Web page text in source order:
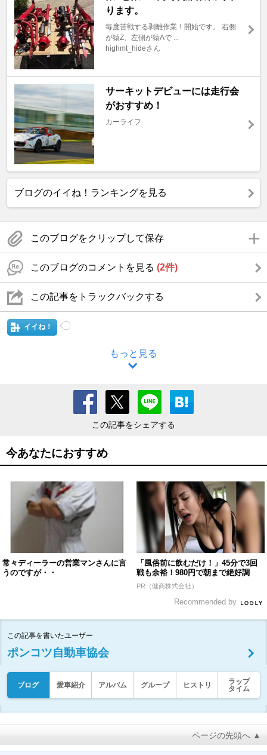
ります。
毎度苦戦する剥離作業！開始です。 右側
が猿Z、左側が猿Aで ...
highmt_hideさん
サーキットデビューには走行会
がおすすめ！
カーライフ
ブログのイイね！ランキングを見る
このブログをクリップして保存
このブログのコメントを見る (2件)
この記事をトラックバックする
イイね！
もっと見る
この記事をシェアする
今あなたにおすすめ
常々ディーラーの営業マンさんに言
うのですが・・
「風俗前に飲むだけ！」45分で3回
戦も余裕！980円で朝まで絶好調
PR（健商株式会社）
Recommended by
この記事を書いたユーザー
ポンコツ自動車協会
ブログ 愛車紹介 アルバム グループ ヒストリ
ラップ
タイム
ページの先頭へ ▲